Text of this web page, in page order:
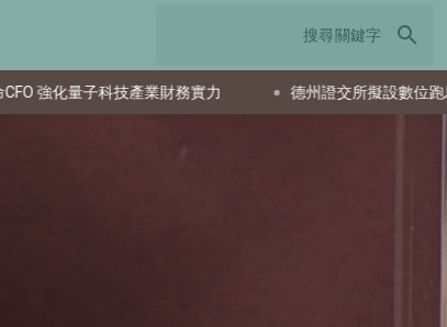
search
德州證交所擬設數位跑馬燈 達拉斯市規畫委員會推薦核准